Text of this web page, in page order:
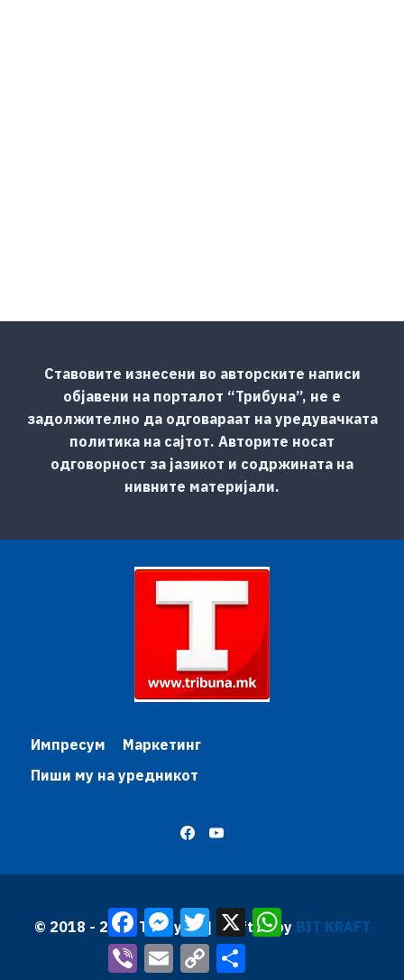
Ставовите изнесени во авторските написи
објавени на порталот “Трибуна”, не е
задолжително да одговараат на уредувачката
политика на сајтот. Авторите носат
одговорност за јазикот и содржината на
нивните материјали.
Импресум
Маркетинг
Пиши му на уредникот
© 2018 - 2026 Трибуна | Krafted by BIT KRAFT
FacebookMessenger
TwitterX
Viber
Email Copy
Link